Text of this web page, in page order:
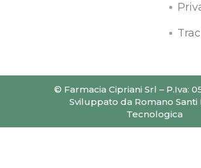
© Farmacia Cipriani Srl – P.Iva:
Sviluppato da Romano Santi
Tecnologica